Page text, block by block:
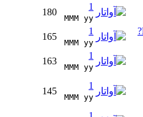
1
MMM yy
180
1
MMM yy
165
1
MMM yy
163
1
MMM yy
145